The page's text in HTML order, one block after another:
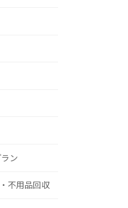
ン
不用品回収